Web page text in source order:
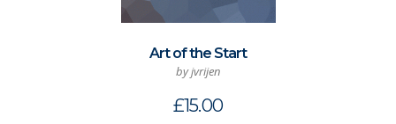
Art of the Start
by jvrijen
£15.00